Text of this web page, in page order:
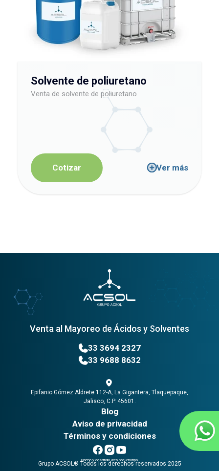
Solvente de poliuretano
Venta de solvente de poliuretano
Cotizar Ver más
Venta al Mayoreo de Ácidos y Solventes
33 3694 2327
33 9688 8632
Epifanio Gómez Aldrete 112-A, La Gigantera, Tlaquepaque,
Jalisco, C.P. 45601.
Blog
Aviso de privacidad
Términos y condiciones
Grupo ACSOL
Grupo ACSOL
Grupo ACSOL® Todos los derechos reservados 2025
Diseño y desarrollo web porGenotipo.